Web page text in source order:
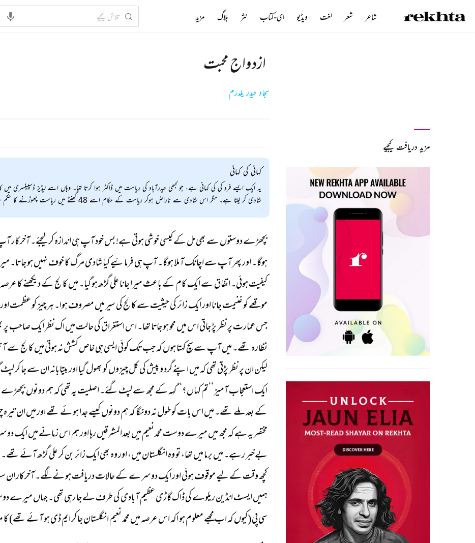
ازدواج محبت
سجاد حیدر یلدرم
کہانی کی کہانی
یہ ایک ایسے فرد کی کی کہانی ہے، جو کبھی حیدرآباد کی ریاست میں ڈاکٹر ہوا کرتا تھا۔ وہاں اسے لیڈیز
شادی کر لیتا ہے۔ مگر اس شادی سے ناراض ہوکر ریاست کے حکام اسے 48 گھنٹے میں ریاست چھوڑنے کا حکم سنا دیتے ہیں۔ اس حکم سے ان کی زندگی پوری طرح بدل جاتی ہے۔
بچھڑے دوستوں سے بھی مل کے کیسی خوشی ہوتی ہے! بس خود آپ ہی اندازہ کر لیجئے۔ آخرکار
ہوگا۔ اور پھر آپ سے اچانک آ ملا ہوگا۔ آپ ہی فرمائیے کیا شادی مرگ کا خوف نہیں ہو جاتا۔
کیفیت ہوئی۔ اتفاق سے ایک کام کے باعث میرا جانا علی گڑھ ہو گیا۔ میں کالج کے دیکھنے کا عرصہ
موقعے کو غنیمت جانا اور ایک زائر کی حیثیت سے کالج کی سیر میں مصروف ہوا۔ ہر چیز کو عظمت اور
جس عمارت پر نظر پڑ جاتی اس میں محو ہو جاتا تھا۔ اس استغراق کی حالت میں اک نظر ایک صاحب پر
نظارہ تھے۔ میں آپ سے سچ کہتا ہوں کہ جب تک کوئی ایسی ہی خاص کشش نہ ہوتی میں کالج سے
لیکن ان پر نظر پڑتی تھی کہ میں اپنے گرد و پیش کی کل چیزوں کو بھول گیا اور بیتابانہ ان سے جا کر لپٹ
ایک استعجاب آمیز ’’تم کہاں؟‘‘ کہہ کے مجھ سے لپٹ گئے۔ اصلیت یہ تھی کہ ہم دونوں بچھڑے
کے بعد ملے تھے۔ میں اس بات کو طول نہ دونگا کہ ہم دونوں کیسے جدا ہوئے تھے اور میں ان تیرہ
مختصر یہ ہے کہ مجھ میں میرے دوست محمد نعیم میں بعدالمشرقیں رہا اور ہم اس زمانے میں ایک
بےخبر رہے۔ میں برما میں تھا، تو وہ انگلستان میں، اور وہ بھی ایک زائر بن کر علی گڑھ آئے تھے۔
کچھ وقت کے لیے موقوف ہوئی اور ایک دوسرے کے حالات دریافت ہونے لگے۔ آخرکار ان
ہمیں ایسٹ انڈین ریلوے کی ڈاک گاڑی عظیم آبادی کی طرف لے جا رہی تھی۔ جہاں میرے
سی پی (کیوں کہ اب مجھے معلوم ہو اکہ اس عرصہ میں محمد نعیم انگلستان جا کر ایم ڈی ہو آئے تھے) کا
مزید دریافت کیجیے
شاعر شعر لغت ویڈیو ای-کتاب نثر بلاگ مزید